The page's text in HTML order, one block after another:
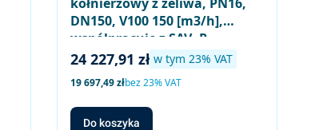
DN150, V100 150 [m3/h],
współpracuje z SAV..P..,
SQV..P..
Cena brutto
24 227,91 zł w tym %s VAT
w tym 23% VAT
Cena netto
19 697,49 złbez 23% VAT
Do koszyka